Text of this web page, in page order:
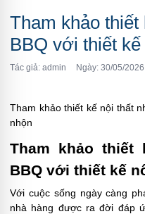
Tham khảo thiết
BBQ với thiết
Tác giả: admin Ngày: 30/05/2026
Tham khảo thiết kế nội thất
nhộn
Tham khảo thiết
BBQ với thiết kế
Với cuộc sống ngày càng
nhà hàng được ra đời đáp